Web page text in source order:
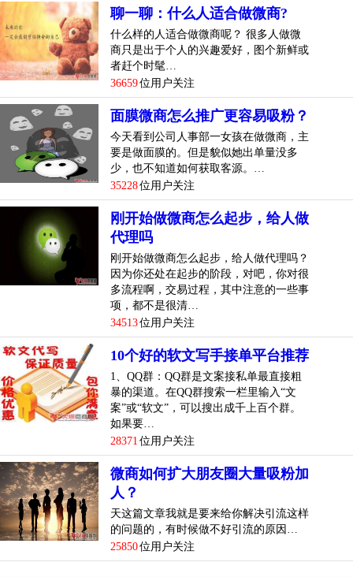
聊一聊：什么人适合做微商?
什么样的人适合做微商呢？ 很多人做微
商只是出于个人的兴趣爱好，图个新鲜或
者赶个时髦…
36659位用户关注
面膜微商怎么推广更容易吸粉？
今天看到公司人事部一女孩在做微商，主
要是做面膜的。但是貌似她出单量没多
少，也不知道如何获取客源。…
35228位用户关注
刚开始做微商怎么起步，给人做
代理吗
刚开始做微商怎么起步，给人做代理吗？
因为你还处在起步的阶段，对吧，你对很
多流程啊，交易过程，其中注意的一些事
项，都不是很清…
34513位用户关注
10个好的软文写手接单平台推荐
1、QQ群：QQ群是文案接私单最直接粗
暴的渠道。在QQ群搜索一栏里输入“文
案”或“软文”，可以搜出成千上百个群。
如果要…
28371 位用户关注
微商如何扩大朋友圈大量吸粉加
人？
天这篇文章我就是要来给你解决引流这样
的问题的，有时候做不好引流的原因…
25850位用户关注